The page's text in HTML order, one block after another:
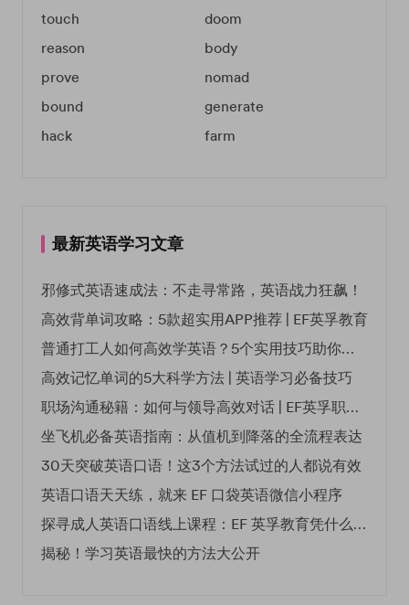
touch
doom
reason
body
prove
nomad
bound
generate
hack
farm
最新英语学习文章
邪修式英语速成法：不走寻常路，英语战力狂飙！
高效背单词攻略：5款超实用APP推荐 | EF英孚教育
普通打工人如何高效学英语？5个实用技巧助你突破职场瓶颈
高效记忆单词的5大科学方法 | 英语学习必备技巧
职场沟通秘籍：如何与领导高效对话 | EF英孚职场指南
坐飞机必备英语指南：从值机到降落的全流程表达
30天突破英语口语！这3个方法试过的人都说有效
英语口语天天练，就来 EF 口袋英语微信小程序
探寻成人英语口语线上课程：EF 英孚教育凭什么领航
揭秘！学习英语最快的方法大公开